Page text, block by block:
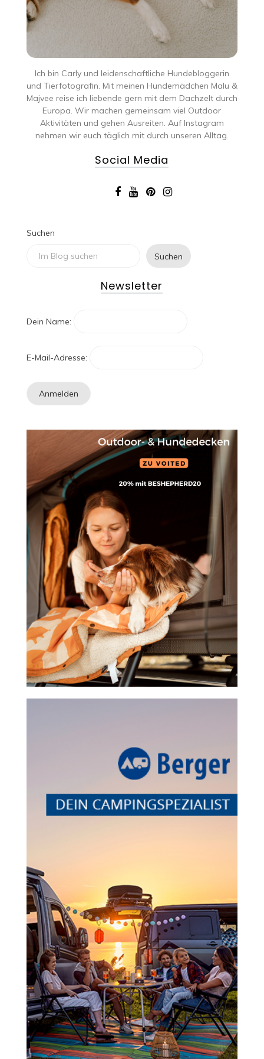
Ich bin Carly und leidenschaftliche Hundebloggerin
und Tierfotografin. Mit meinen Hundemädchen Malu &
Majvee reise ich liebende gern mit dem Dachzelt durch
Europa. Wir machen gemeinsam viel Outdoor
Aktivitäten und gehen Ausreiten. Auf Instagram
nehmen wir euch täglich mit durch unseren Alltag.
Social Media
Suchen
Suchen
Newsletter
Dein Name:
E-Mail-Adresse: